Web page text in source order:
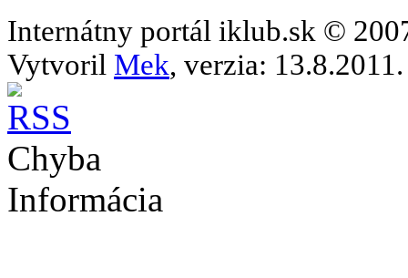
Internátny portál iklub.sk ©
Vytvoril Mek, verzia: 13.8.2011.
Chyba
Informácia